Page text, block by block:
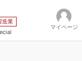
造業
マイページ